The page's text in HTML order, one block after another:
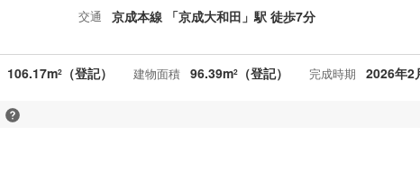
交通 京成本線 「京成大和田」駅 徒歩7分
106.17m2 （登記） 建物面積 96.39m2 （登記） 完成時期 2026年2